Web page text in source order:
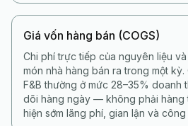
Giá vốn hàng bán (COGS)
Chi phí trực tiếp của nguyên liệu
món nhà hàng bán ra trong một kỳ.
F&B thường ở mức 28–35% doanh
dõi hàng ngày — không phải
hiện sớm lãng phí, gian lận và